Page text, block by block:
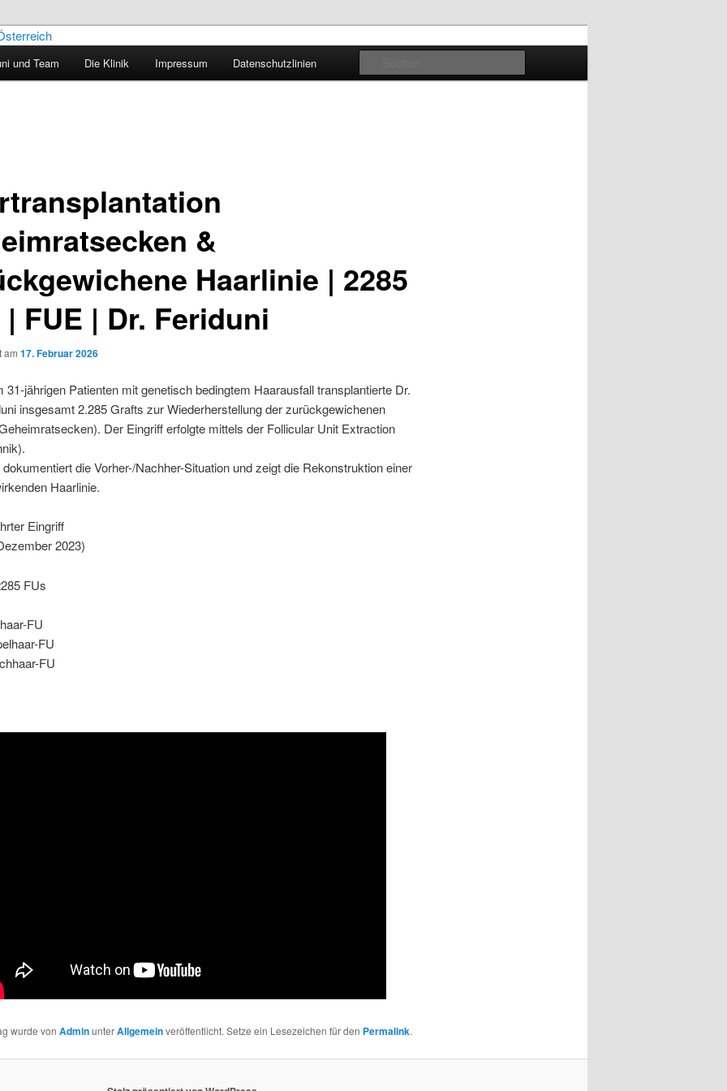
– Blog
und Team Die Klinik Impressum Datenschutzlinien
&
Haarlinie | 2285
| FUE | Dr. Feriduni
am 17. Februar 2026
31-jährigen Patienten mit genetisch bedingtem Haarausfall transplantierte Dr.
insgesamt 2.285 Grafts zur Wiederherstellung der zurückgewichenen
Der Eingriff erfolgte mittels der Follicular Unit Extraction
die Vorher-/Nachher-Situation und zeigt die Rekonstruktion einer
Haarlinie.
Eingriff
2023)
FUs
FU
FU
FU
wurde von AdminunterAllgemeinveröffentlicht. Setze ein Lesezeichen für den Permalink.